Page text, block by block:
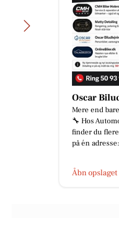
Oscar
Mere end
🔧 Hos
finder du
på én
Åbn opslaget